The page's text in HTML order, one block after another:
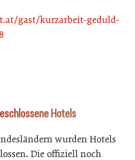
gast/kurzarbeit-geduld-
Hotels
wurden Hotels
Die offiziell noch